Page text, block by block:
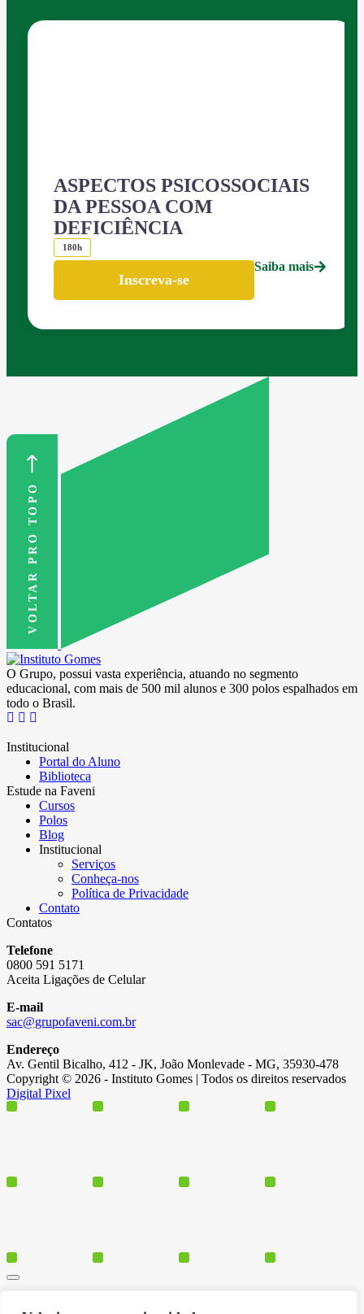
ASPECTOS PSICOSSOCIAIS
DA PESSOA COM
DEFICIÊNCIA
180h
Inscreva-se
Saiba mais
VOLTAR PRO TOPO
O Grupo, possui vasta experiência, atuando no segmento
educacional, com mais de 500 mil alunos e 300 polos espalhados em
todo o Brasil.
Institucional
Portal do Aluno
Biblioteca
Estude na Faveni
Cursos
Polos
Blog
Institucional
Serviços
Conheça-nos
Política de Privacidade
Contato
Contatos
Telefone
0800 591 5171
Aceita Ligações de Celular
E-mail
sac@grupofaveni.com.br
Endereço
Av. Gentil Bicalho, 412 - JK, João Monlevade - MG, 35930-478
Copyright © 2026 - Instituto Gomes | Todos os direitos reservados
Digital Pixel